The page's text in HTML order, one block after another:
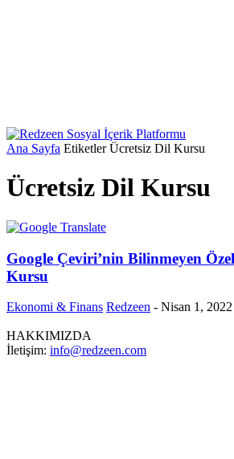
Ana Sayfa Etiketler Ücretsiz Dil Kursu
Ücretsiz Dil Kursu
Google Çeviri’nin Bilinmeyen
Kursu
Ekonomi & Finans Redzeen - Nisan 1, 2022
HAKKIMIZDA
İletişim: info@redzeen.com